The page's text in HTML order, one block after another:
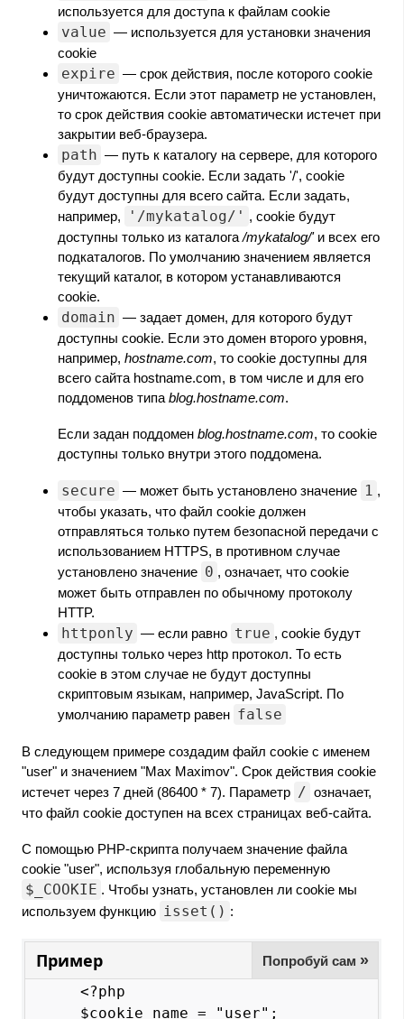
используется для доступа к файлам cookie
value — используется для установки значения
cookie
expire — срок действия, после которого cookie
уничтожаются. Если этот параметр не установлен,
то срок действия cookie автоматически истечет при
закрытии веб-браузера.
path — путь к каталогу на сервере, для которого
будут доступны cookie. Если задать '/', cookie
будут доступны для всего сайта. Если задать,
например,
'/mykatalog/' , cookie будут
доступны только из каталога/mykatalog/'и всех его
подкаталогов. По умолчанию значением является
текущий каталог, в котором устанавливаются
cookie.
domain — задает домен, для которого будут
доступны cookie. Если это домен второго уровня,
например, hostname.com, то cookie доступны для
всего сайта hostname.com, в том числе и для его
поддоменов типа blog.hostname.com.
Если задан поддомен blog.hostname.com, то cookie
доступны только внутри этого поддомена.
secure — может быть установлено значение 1 ,
чтобы указать, что файл cookie должен
отправляться только путем безопасной передачи с
использованием HTTPS, в противном случае
установлено значение 0 , означает, что cookie
может быть отправлен по обычному протоколу
HTTP.
httponly — если равно true , cookie будут
доступны только через http протокол. То есть
cookie в этом случае не будут доступны
скриптовым языкам, например, JavaScript. По
умолчанию параметр равен false
В следующем примере создадим файл cookie с именем
"user" и значением "Max Maximov". Срок действия cookie
истечет через 7 дней (86400 * 7). Параметр / означает,
что файл cookie доступен на всех страницах веб-сайта.
С помощью PHP-скрипта получаем значение файла
cookie "user", используя глобальную переменную
$_COOKIE . Чтобы узнать, установлен ли cookie мы
используем функцию isset() :
Пример Попробуй сам »
<?php
$cookie_name = "user";